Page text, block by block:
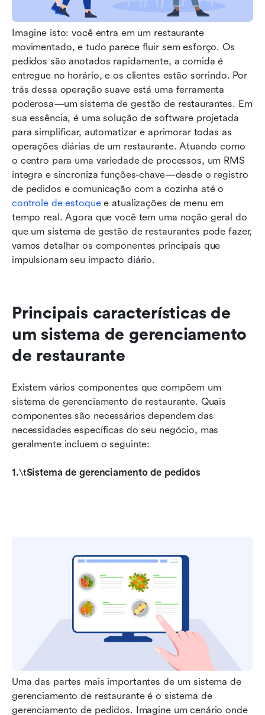
Imagine isto: você entra em um restaurante
movimentado, e tudo parece fluir sem esforço. Os
pedidos são anotados rapidamente, a comida é
entregue no horário, e os clientes estão sorrindo. Por
trás dessa operação suave está uma ferramenta
poderosa—um sistema de gestão de restaurantes. Em
sua essência, é uma solução de software projetada
para simplificar, automatizar e aprimorar todas as
operações diárias de um restaurante. Atuando como
o centro para uma variedade de processos, um RMS
integra e sincroniza funções-chave—desde o registro
controle de estoque e atualizações de menu em
tempo real. Agora que você tem uma noção geral do
que um sistema de gestão de restaurantes pode fazer,
vamos detalhar os componentes principais que
impulsionam seu impacto diário.
Principais características de
um sistema de gerenciamento
de restaurante
Existem vários componentes que compõem um
sistema de gerenciamento de restaurante. Quais
componentes são necessários dependem das
necessidades específicas do seu negócio, mas
geralmente incluem o seguinte:
1.\tSistema de gerenciamento de pedidos
Uma das partes mais importantes de um sistema de
gerenciamento de restaurante é o sistema de
gerenciamento de pedidos. Imagine um cenário onde